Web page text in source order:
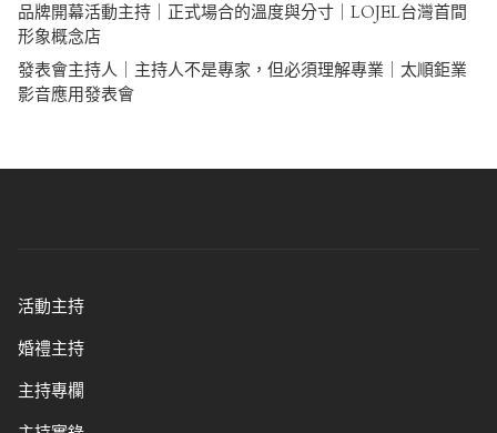
品牌開幕活動主持｜正式場合的溫度與分寸｜LOJEL台灣首間
形象概念店
發表會主持人｜主持人不是專家，但必須理解專業｜太順鉅業
影音應用發表會
活動主持
婚禮主持
主持專欄